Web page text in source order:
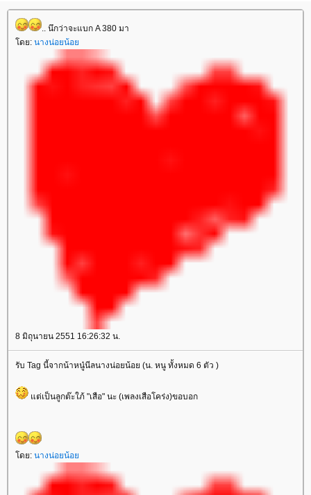
.. นึกว่าจะแบก A 380 มา
ดย: นางน่อยน้อ
8 มิถุนายน 2551 16:26:32 น.
รับ Tag นี้จากน้าหนู๋นีลนางน่อยน้อย (น. หนู ทั้งหมด 6 ตัว )
ต่เป็นลูกต๊ะใภ้ "เสือ" นะ (เพลงเสือโคร่ง)ขอบอก
ดย: นางน่อยน้อ